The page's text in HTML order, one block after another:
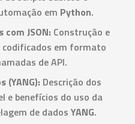
em Python.
JSON: Construção e
em formato
de API.
(YANG): Descrição dos
e benefícios do uso da
de dados YANG.